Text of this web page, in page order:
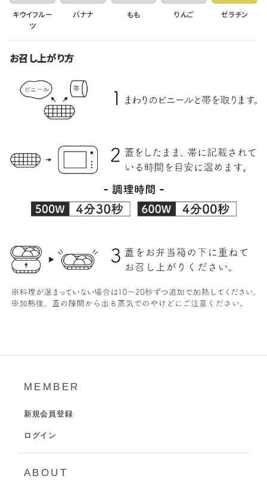
キウイフルー
ツ
バナナ もも りんご ゼラチン
お召し上がり方
MEMBER
新規会員登録
ログイン
ABOUT